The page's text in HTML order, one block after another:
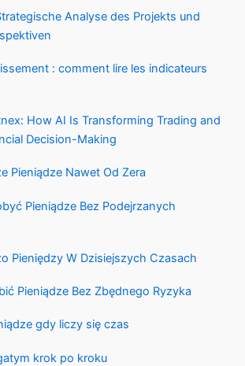
Analyse des Projekts und
: comment lire les indicateurs
How AI Is Transforming Trading and
Decision-Making
Pieniądze Nawet Od Zera
Pieniądze Bez Podejrzanych
Pieniędzy W Dzisiejszych Czasach
Pieniądze Bez Zbędnego Ryzyka
gdy liczy się czas
krok po kroku